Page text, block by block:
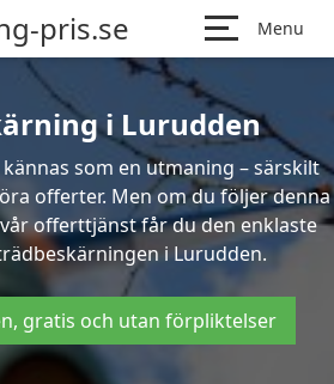
pris.se Menu
i Lurudden
som en utmaning – särskilt
offerter. Men om du följer denna
offerttjänst får du den enklaste
i Lurudden.
gratis och utan förpliktelser